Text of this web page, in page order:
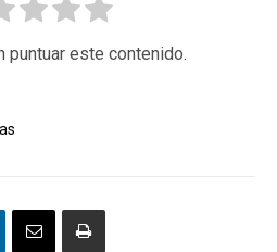
puntuar este contenido.